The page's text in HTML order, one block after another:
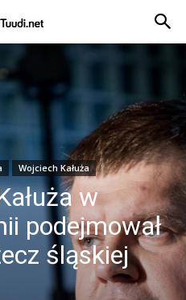
Wojciech Kałuża
w
podejmował
śląskiej